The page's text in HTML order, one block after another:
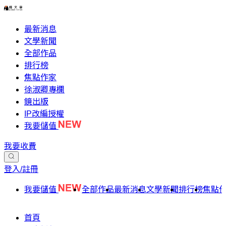
最新消息
文學新聞
全部作品
排行榜
焦點作家
徐淑卿專欄
鏡出版
IP改編授權
我要儲值
我要收費
登入/註冊
我要儲值 全部作品最新消息文學新聞排行榜焦點
首頁